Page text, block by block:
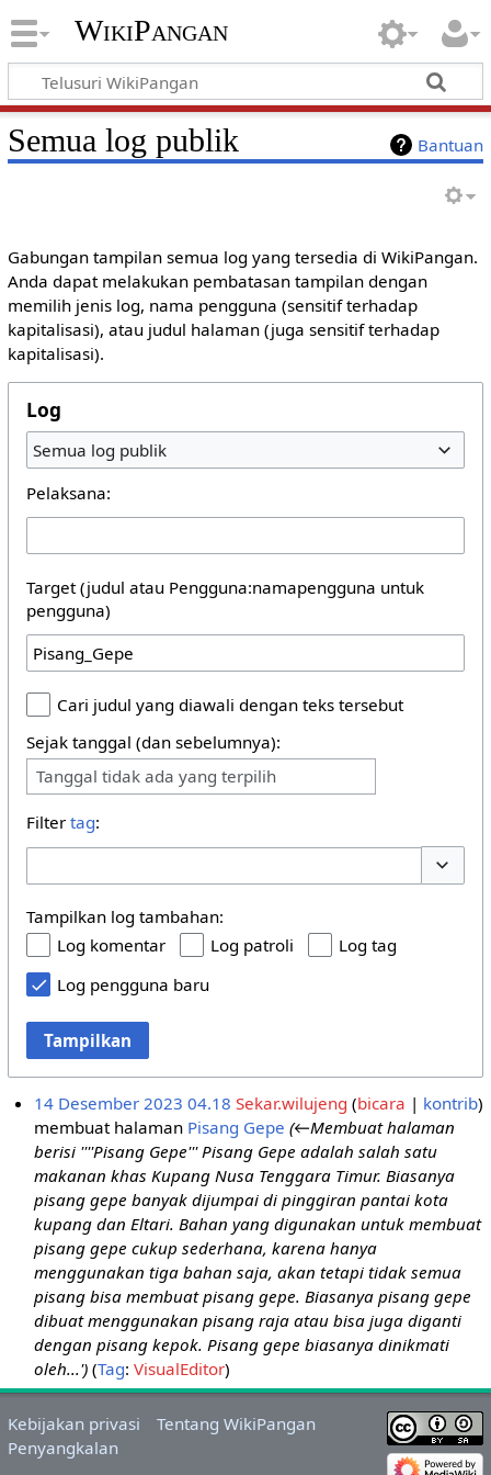
WikiPangan
Bantuan
Semua log publik
Gabungan tampilan semua log yang tersedia di WikiPangan.
Anda dapat melakukan pembatasan tampilan dengan
memilih jenis log, nama pengguna (sensitif terhadap
kapitalisasi), atau judul halaman (juga sensitif terhadap
kapitalisasi).
Log
Semua log publik
Pelaksana:
Target (judul atau Pengguna:namapengguna untuk
pengguna)
Cari judul yang diawali dengan teks tersebut
Sejak tanggal (dan sebelumnya):
Tanggal tidak ada yang terpilih
Filter tag:
Tampilkan log tambahan:
Log komentar
Log patroli
Log tag
Log pengguna baru
Tampilkan
14 Desember 2023 04.18 Sekar.wilujeng bicara
kontrib
membuat halaman Pisang Gepe (←Membuat halaman
berisi ''''Pisang Gepe''' Pisang Gepe adalah salah satu
makanan khas Kupang Nusa Tenggara Timur. Biasanya
pisang gepe banyak dijumpai di pinggiran pantai kota
kupang dan Eltari. Bahan yang digunakan untuk membuat
pisang gepe cukup sederhana, karena hanya
menggunakan tiga bahan saja, akan tetapi tidak semua
pisang bisa membuat pisang gepe. Biasanya pisang gepe
dibuat menggunakan pisang raja atau bisa juga diganti
dengan pisang kepok. Pisang gepe biasanya dinikmati
oleh...') Tag:VisualEditor
Kebijakan privasi
Tentang WikiPangan
Penyangkalan